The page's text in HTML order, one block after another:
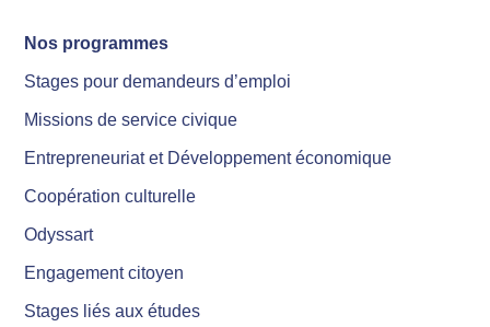
Nos programmes
Stages pour demandeurs d’emploi
Missions de service civique
Entrepreneuriat et Développement économique
Coopération culturelle
Odyssart
Engagement citoyen
Stages liés aux études